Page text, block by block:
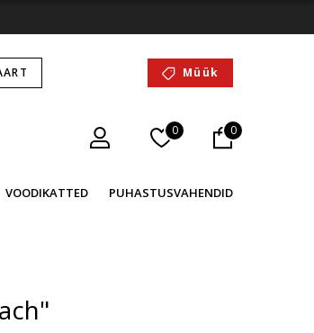
Müük
0 0
VOODIKATTED PUHASTUSVAHENDID